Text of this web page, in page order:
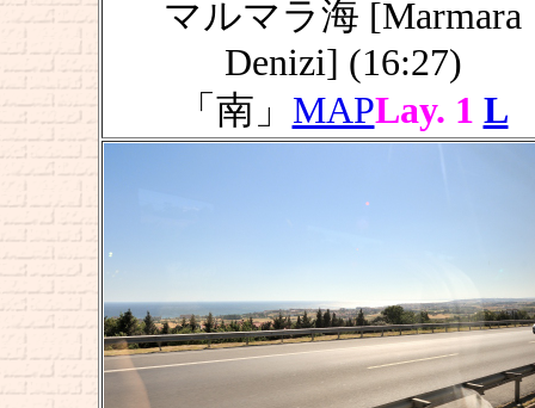
マルマラ海 [Marmara
Denizi] (16:27)
「南」 MAPLay. 1 L